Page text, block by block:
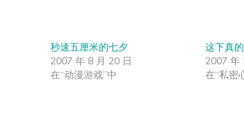
秒速五厘米的七夕
2007 年 8 月 20 日
在“动漫游戏”中
这下真
2007 年
在“私密